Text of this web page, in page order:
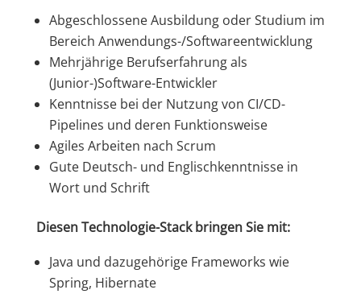
Abgeschlossene Ausbildung oder Studium im
Bereich Anwendungs-/Softwareentwicklung
Mehrjährige Berufserfahrung als
(Junior-)Software-Entwickler
Kenntnisse bei der Nutzung von CI/CD-
Pipelines und deren Funktionsweise
Agiles Arbeiten nach Scrum
Gute Deutsch- und Englischkenntnisse in
Wort und Schrift
Diesen Technologie-Stack bringen Sie mit:
Java und dazugehörige Frameworks wie
Spring, Hibernate